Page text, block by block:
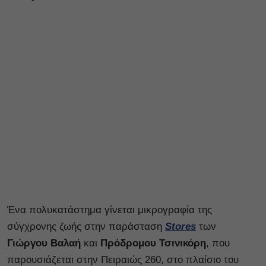
Ένα πολυκατάστημα γίνεται μικρογραφία της
σύγχρονης ζωής στην παράσταση Stores των
Γιώργου Βαλαή και Πρόδρομου Τσινικόρη, που
παρουσιάζεται στην Πειραιώς 260, στο πλαίσιο του